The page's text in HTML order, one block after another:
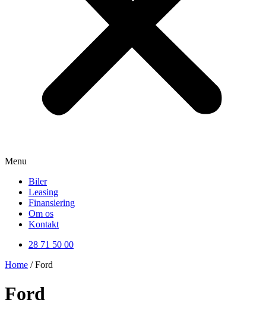
Menu
Biler
Leasing
Finansiering
Om os
Kontakt
28 71 50 00
Home / Ford
Ford